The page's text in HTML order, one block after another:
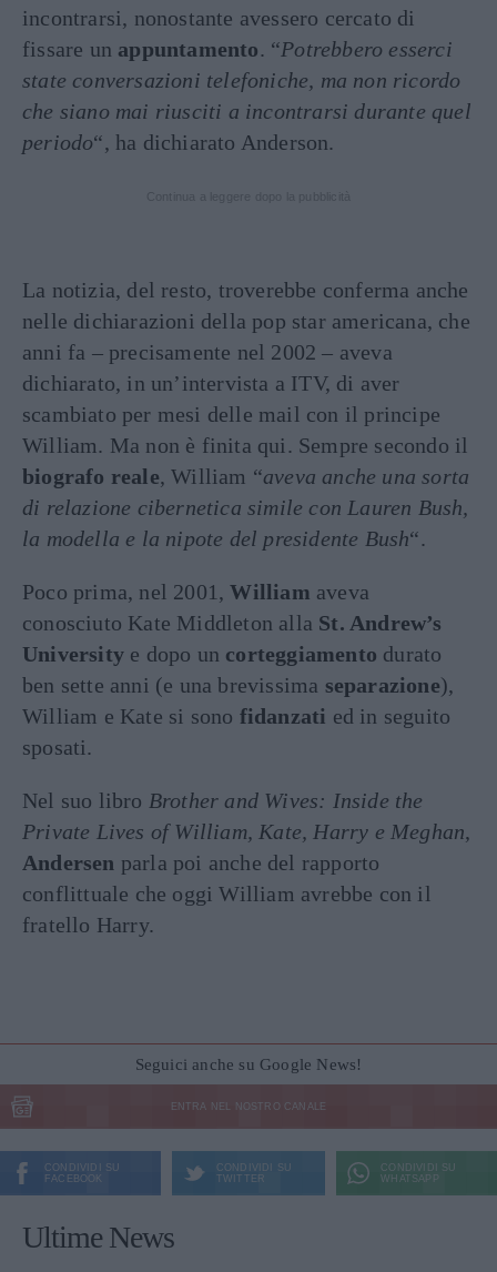
incontrarsi, nonostante avessero cercato di
fissare un appuntamento. “Potrebbero esserci
state conversazioni telefoniche, ma non ricordo
che siano mai riusciti a incontrarsi durante quel
periodo“, ha dichiarato Anderson.
La notizia, del resto, troverebbe conferma anche
nelle dichiarazioni della pop star americana, che
anni fa – precisamente nel 2002 – aveva
dichiarato, in un’intervista a ITV, di aver
scambiato per mesi delle mail con il principe
William. Ma non è finita qui. Sempre secondo il
biografo reale, William “aveva anche una sorta
di relazione cibernetica simile con Lauren Bush,
la modella e la nipote del presidente Bush“.
Poco prima, nel 2001,William aveva
conosciuto Kate Middleton alla St. Andrew’s
University e dopo un corteggiamento durato
ben sette anni (e una brevissima separazione),
William e Kate si sono fidanzati ed in seguito
sposati.
Nel suo libro Brother and Wives: Inside the
Private Lives of William, Kate, Harry e Meghan,
Andersen parla poi anche del rapporto
conflittuale che oggi William avrebbe con il
fratello Harry.
Seguici anche su Google News!
ENTRA NEL NOSTRO CANALE
CONDIVIDI SU
FACEBOOK
CONDIVIDI SU
TWITTER
CONDIVIDI SU
WHATSAPP
Ultime News